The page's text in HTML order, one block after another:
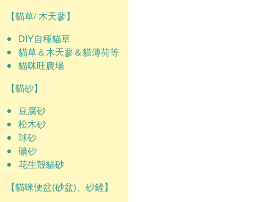
【貓草/ 木天蓼】
DIY自種貓草
貓草＆木天蓼＆貓薄荷等
貓咪旺農場
【貓砂】
豆腐砂
松木砂
球砂
礦砂
花生殼貓砂
【貓咪便盆(砂盆)、砂鏟】